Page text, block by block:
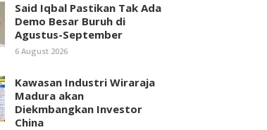
Said Iqbal Pastikan Tak Ada
Demo Besar Buruh di
Agustus-September
6 August 2026
Kawasan Industri Wiraraja
Madura akan
Diekmbangkan Investor
China